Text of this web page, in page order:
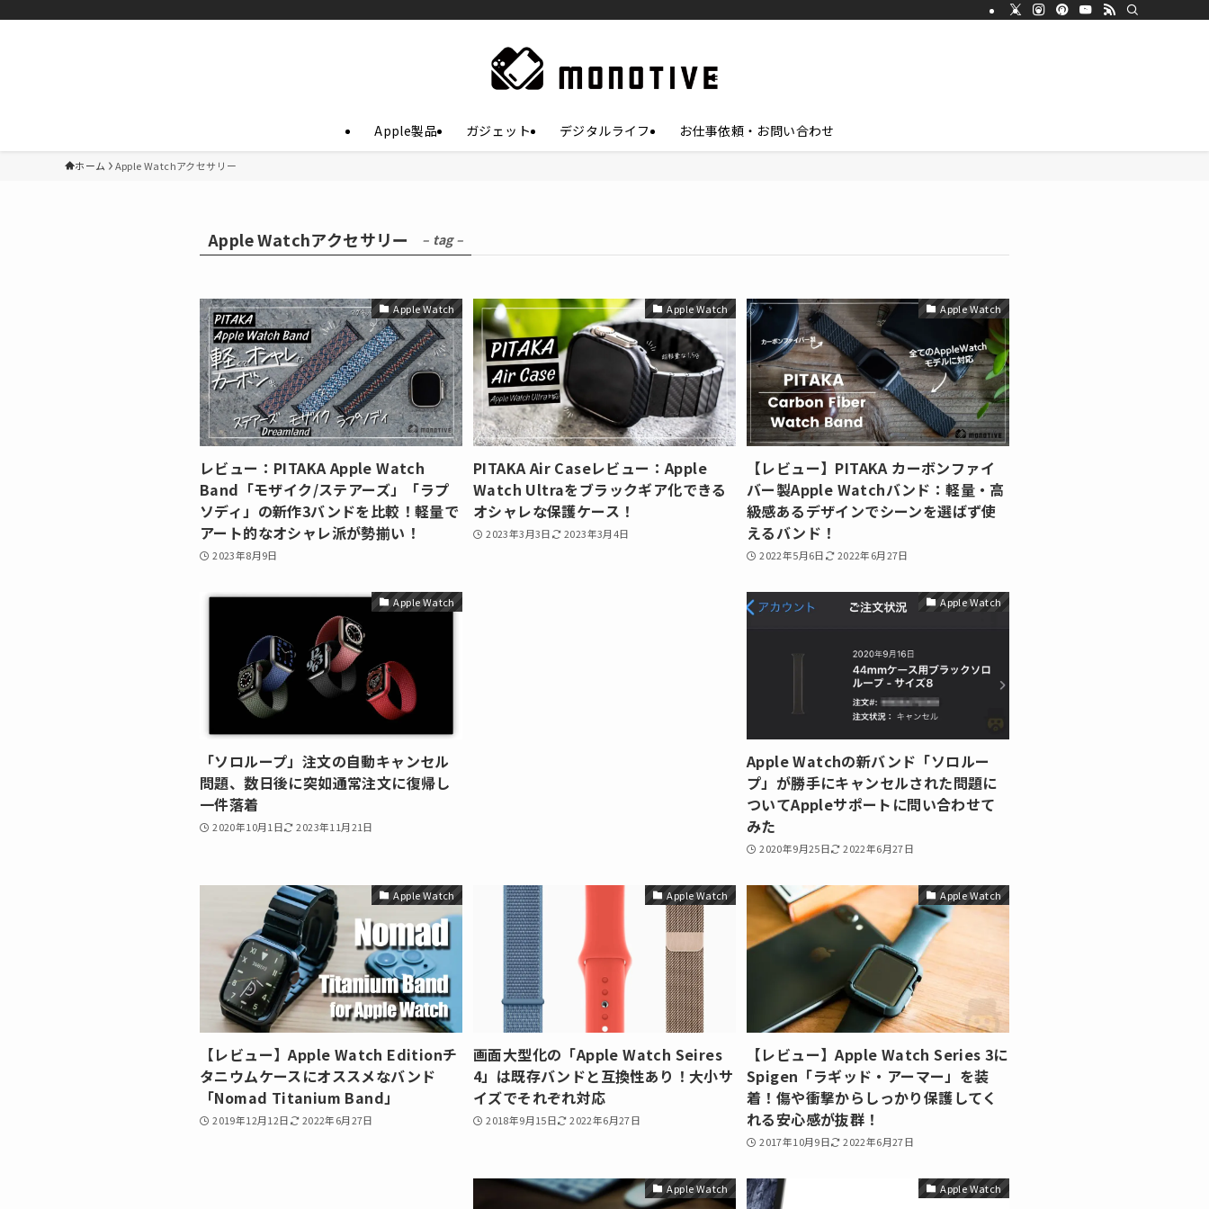
Apple製品 ガジェット デジタルライフ お仕事依頼・お問い合わせ
ホーム Apple Watchアクセサリー
Apple Watchアクセサリー – tag –
Apple Watch
レビュー：PITAKA Apple Watch
Band「モザイク/ステアーズ」「ラプ
ソディ」の新作3バンドを比較！軽量で
アート的なオシャレ派が勢揃い！
2023年8月9日
Apple Watch
PITAKA Air Caseレビュー：Apple
Watch Ultraをブラックギア化できる
オシャレな保護ケース！
2023年3月3日 2023年3月4日
Apple Watch
【レビュー】PITAKA カーボンファイ
バー製Apple Watchバンド：軽量・高
級感あるデザインでシーンを選ばず使
えるバンド！
2022年5月6日 2022年6月27日
Apple Watch
「ソロループ」注文の自動キャンセル
問題、数日後に突如通常注文に復帰し
一件落着
2020年10月1日 2023年11月21日
Apple Watch
Apple Watchの新バンド「ソロルー
プ」が勝手にキャンセルされた問題に
ついてAppleサポートに問い合わせて
みた
2020年9月25日 2022年6月27日
Apple Watch
【レビュー】Apple Watch Editionチ
タニウムケースにオススメなバンド
「Nomad Titanium Band」
2019年12月12日 2022年6月27日
Apple Watch
画面大型化の「Apple Watch Seires
4」は既存バンドと互換性あり！大小サ
イズでそれぞれ対応
2018年9月15日 2022年6月27日
Apple Watch
【レビュー】Apple Watch Series 3に
Spigen「ラギッド・アーマー」を装
着！傷や衝撃からしっかり保護してく
れる安心感が抜群！
2017年10月9日 2022年6月27日
Apple Watch Apple Watch